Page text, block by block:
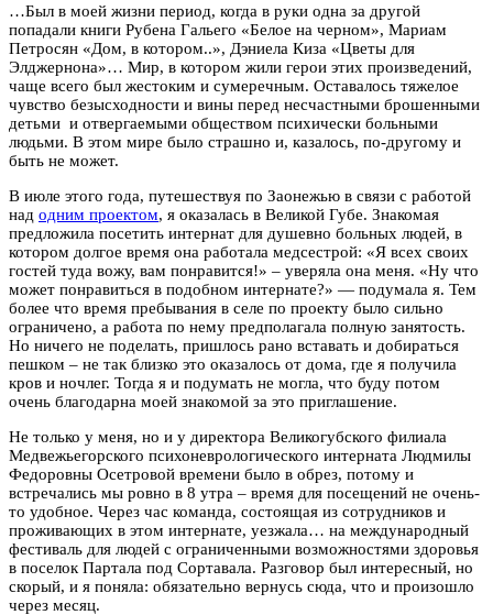
…Был в моей жизни период, когда в руки одна за другой
попадали книги Рубена Гальего «Белое на черном», Мариам
Петросян «Дом, в котором..», Дэниела Киза «Цветы для
Элджернона»… Мир, в котором жили герои этих произведений,
чаще всего был жестоким и сумеречным. Оставалось тяжелое
чувство безысходности и вины перед несчастными брошенными
детьми и отвергаемыми обществом психически больными
людьми. В этом мире было страшно и, казалось, по-другому и
быть не может.
В июле этого года, путешествуя по Заонежью в связи с работой
над одним проектом, я оказалась в Великой Губе. Знакомая
предложила посетить интернат для душевно больных людей, в
котором долгое время она работала медсестрой: «Я всех своих
гостей туда вожу, вам понравится!» – уверяла она меня. «Ну что
может понравиться в подобном интернате?» — подумала я. Тем
более что время пребывания в селе по проекту было сильно
ограничено, а работа по нему предполагала полную занятость.
Но ничего не поделать, пришлось рано вставать и добираться
пешком – не так близко это оказалось от дома, где я получила
кров и ночлег. Тогда я и подумать не могла, что буду потом
очень благодарна моей знакомой за это приглашение.
Не только у меня, но и у директора Великогубского филиала
Медвежьегорского психоневрологического интерната Людмилы
Федоровны Осетровой времени было в обрез, потому и
встречались мы ровно в 8 утра – время для посещений не очень-
то удобное. Через час команда, состоящая из сотрудников и
проживающих в этом интернате, уезжала… на международный
фестиваль для людей с ограниченными возможностями здоровья
в поселок Партала под Сортавала. Разговор был интересный, но
скорый, и я поняла: обязательно вернусь сюда, что и произошло
через месяц.